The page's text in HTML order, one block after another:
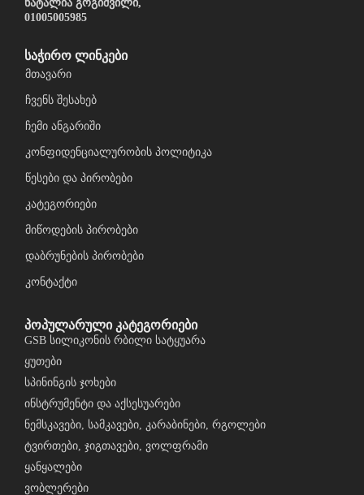
ნატალია გოგიშვილი,
01005005985
საჭირო ლინკები
მთავარი
ჩვენს შესახებ
ჩემი ანგარიში
კონფიდენციალურობის პოლიტიკა
წესები და პირობები
კატეგორიები
მიწოდების პირობები
დაბრუნების პირობები
კონტაქტი
პოპულარული კატეგორიები
GSB სილიკონის რბილი სატყუარა
ყუთები
სპინინგის ჯოხები
ინსტრუმენტი და აქსესუარები
ნემსკავები, სამკავები, კარაბინები, რგოლები
ტვირთები, ჯიგთავები, ვოლფრამი
ყანყალები
ვობლერები